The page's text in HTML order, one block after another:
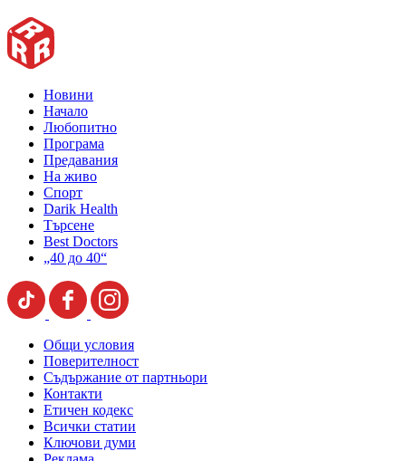
Новини
Начало
Любопитно
Програма
Предавания
На живо
Спорт
Darik Health
Търсене
Best Doctors
„40 до 40“
Общи условия
Поверителност
Съдържание от партньори
Контакти
Етичен кодекс
Всички статии
Ключови думи